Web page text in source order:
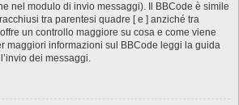
nel modulo di invio messaggi). Il BBCode è simile
tra parentesi quadre [ e ] anziché tra
un controllo maggiore su cosa e come viene
maggiori informazioni sul BBCode leggi la guida
dei messaggi.